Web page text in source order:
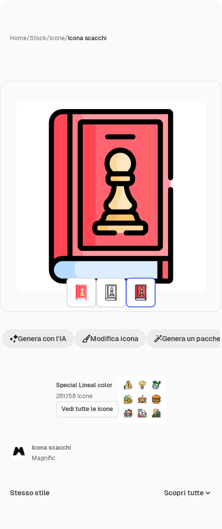
Home/Stock/Icone/Icona scacchi
Special Lineal color
281,158 Icone
Vedi tutte le icone
Genera con l'IA Modifica icona Genera un
Icona scacchi
Magnific
Stesso stile Scopri tutte